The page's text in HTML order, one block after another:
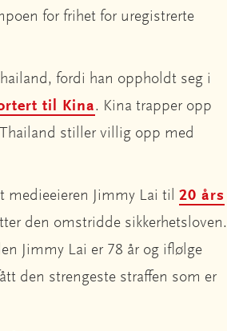
for frihet for uregistrerte
fordi han oppholdt seg i
til Kina. Kina trapper opp
stiller villig opp med
medieeieren Jimmy Lai til 20 års
den omstridde sikkerhetsloven.
Jimmy Lai er 78 år og iflølge
den strengeste straffen som er